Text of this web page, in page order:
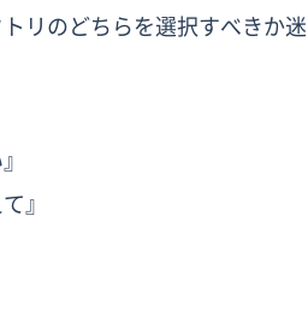
リのどちらを選択すべきか迷
』